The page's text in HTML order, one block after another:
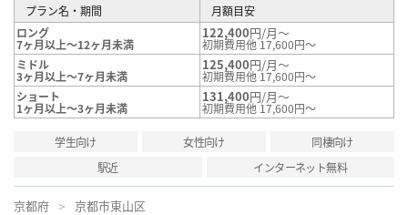
プラン名・期間
月額目安
ロング
7ヶ月以上～12ヶ月未満
122,400円/月～
初期費用他 17,600円～
ミドル
3ヶ月以上～7ヶ月未満
125,400円/月～
初期費用他 17,600円～
ショート
1ヶ月以上～3ヶ月未満
131,400円/月～
初期費用他 17,600円～
学生向け 女性向け
同棲向け
駅近
インターネット無料
京都府 京都市東山区